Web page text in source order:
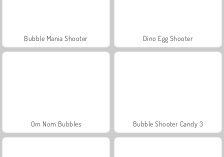
Bubble Mania Shooter Dino Egg Shooter
Om Nom Bubbles Bubble Shooter Candy 3